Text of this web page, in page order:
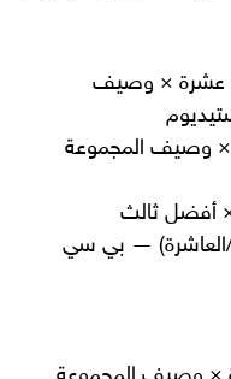
عشرة × وصيف
× وصيف المجموعة
العاشرة) — بي سي
× وصيف المجموعة